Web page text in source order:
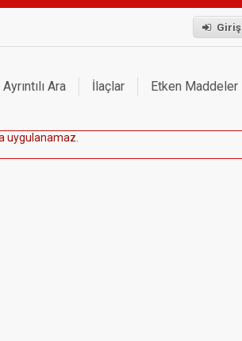
Giriş
Ayrıntılı Ara İlaçlar Etken Maddeler
uygu anamaz